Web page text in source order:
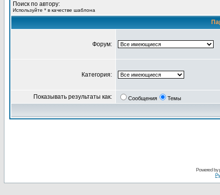
Поиск по автору:
Используйте * в качестве шаблона
Форум:
Категория:
Показывать результаты как: Сообщения Темы
Powered by